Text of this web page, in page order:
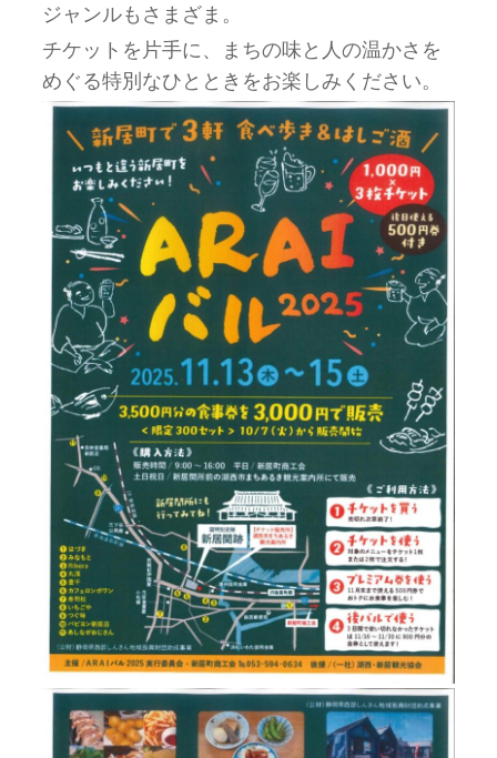
ジャンルもさまざま。
チケットを片手に、まちの味と人の温かさを
めぐる特別なひとときをお楽しみください。